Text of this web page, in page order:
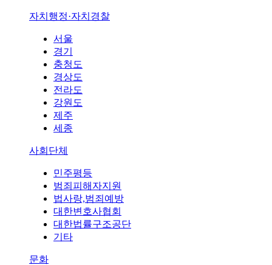
자치행정·자치경찰
서울
경기
충청도
경상도
전라도
강원도
제주
세종
사회단체
민주평등
범죄피해자지원
법사랑,범죄예방
대한변호사협회
대한법률구조공단
기타
문화